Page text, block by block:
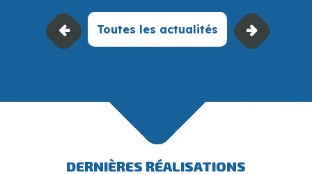
Toutes les actualités
DERNIÈRES RÉALISATIONS